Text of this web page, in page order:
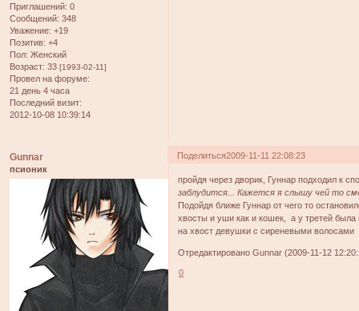
Приглашений: 0
Сообщений: 348
Уважение: +19
Позитив: +4
Пол: Женский
Возраст: 33 [1993-02-11]
Провел на форуме:
21 день 4 часа
Последний визит:
2012-10-08 10:39:14
Поделиться2009-11-11 22:08:23
Gunnar
псионик
пройдя через дворик, Гуннар подходил к
заблудится... Кажется я слышу чей то
Подойдя ближе Гуннар от чего то
хвосты и уши как и кошек, а у третей
на хвост девушки с сиреневыми волосами
Отредактировано Gunnar (2009-11-12
0